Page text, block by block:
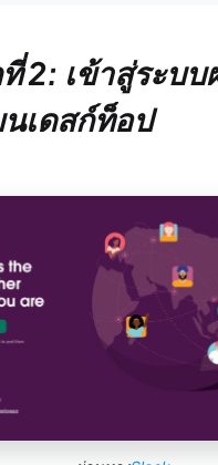
2: เข้าสู่ระบ
เดสก์ท็อป